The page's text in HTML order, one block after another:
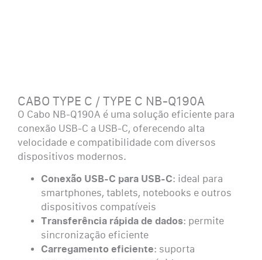
CABO TYPE C / TYPE C NB-Q190A
O Cabo NB-Q190A é uma solução eficiente para
conexão USB-C a USB-C, oferecendo alta
velocidade e compatibilidade com diversos
dispositivos modernos.
Conexão USB-C para USB-C: ideal para
smartphones, tablets, notebooks e outros
dispositivos compatíveis
Transferência rápida de dados: permite
sincronização eficiente
Carregamento eficiente: suporta